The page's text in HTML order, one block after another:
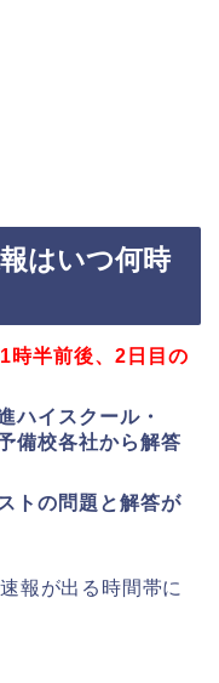
はいつ何時
時半前後、2日目の
ハイスクール・
備校各社から解答
トの問題と解答が
報が出る時間帯に